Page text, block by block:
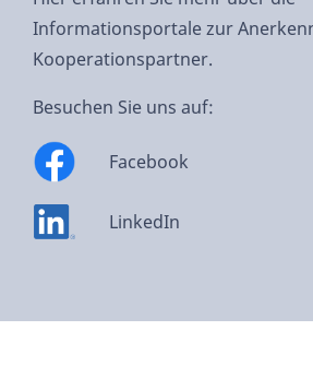
Informationsportale zur
Kooperationspartner.
Besuchen Sie uns auf:
Facebook
LinkedIn